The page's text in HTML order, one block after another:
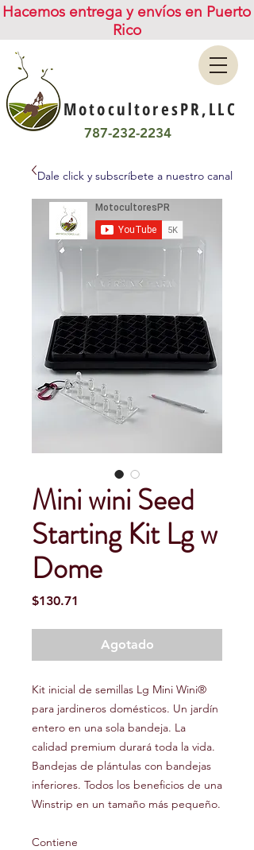
Hacemos entrega y envíos en Puerto
Rico
MotocultoresPR,LLC
787-232-2234
Dale click y subscríbete a nuestro canal
Mini wini Seed
Starting Kit Lg w
Dome
$130.71
Agotado
Kit inicial de semillas Lg Mini Wini®
para jardineros domésticos. Un jardín
entero en una sola bandeja. La
calidad premium durará toda la vida.
Bandejas de plántulas con bandejas
inferiores. Todos los beneficios de una
Winstrip en un tamaño más pequeño.
Contiene